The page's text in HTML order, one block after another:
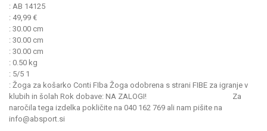
: AB 14125
: 49,99 €
: 30.00 cm
: 30.00 cm
: 30.00 cm
: 0.50 kg
: 5/5 1
: Žoga za košarko Conti FIba Žoga odobrena s strani FIBE za igranje v
klubih in šolah Rok dobave: NA ZALOGI! Za
naročila tega izdelka pokličite na 040 162 769 ali nam pišite na
info@absport.si